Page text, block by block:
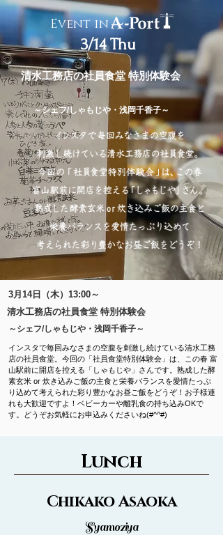
Event in
3/14 Thu
清水工務店の社員食堂 特別体験会
～シェフ/しゃもじや・浅岡千香子～
3月14日（木）13:00～
清水工務店の社員食堂 特別体験会
～シェフ/しゃもじや・浅岡千香子～
インスタで毎回みなさまの空腹を刺激し続けている清水工務
店の社員食堂。今回の「社員食堂特別体験会」は、この春 富
山駅前に開店を控える「しゃもじや」さんです。熟成した酵
素玄米 or 炊き込みご飯の主食と栄養バランスを愛情たっぷ
り込めて考えられた彩り豊かなお昼ご飯をどうぞ！お子様連
れも大歓迎ですよ！ベビーカーや離乳食の持ち込みOKで
す。どうぞお気軽にお申込みくださいね(#^^#)
Lunch
Chikako Asaoka
Syamoziya